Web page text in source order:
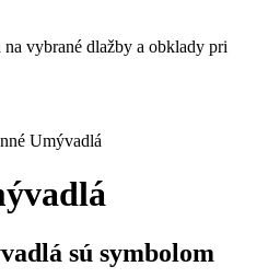
vybrané dlažby a obklady pri
Umývadlá
sú symbolom